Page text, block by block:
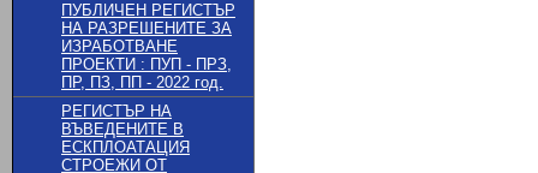
ПУБЛИЧЕН РЕГИСТЪР
НА РАЗРЕШЕНИТЕ ЗА
ИЗРАБОТВАНЕ
ПРОЕКТИ : ПУП - ПРЗ,
ПР, ПЗ, ПП - 2022 год.
РЕГИСТЪР НА
ВЪВЕДЕНИТЕ В
ЕСКПЛОАТАЦИЯ
СТРОЕЖИ ОТ